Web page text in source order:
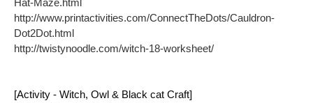
Hat-Maze.html
http://www.printactivities.com/ConnectTheDots/Cauldron-
Dot2Dot.html
http://twistynoodle.com/witch-18-worksheet/
[Activity - Witch, Owl & Black cat Craft]